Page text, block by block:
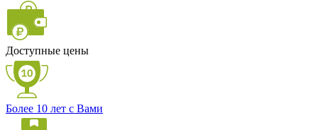
Доступные цены
Более 10 лет с Вами